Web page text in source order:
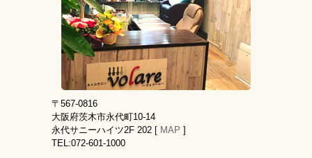
〒567-0816
大阪府茨木市永代町10-14
永代サニーハイツ2F 202 [ MAP ]
TEL:072-601-1000